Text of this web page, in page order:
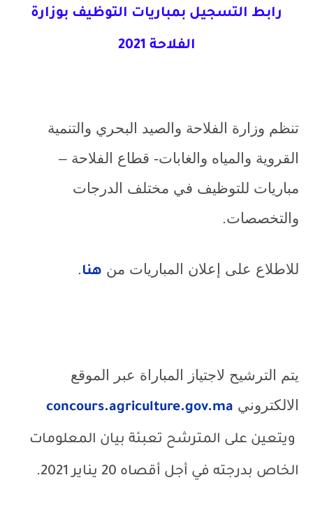
رابط التسجيل بمباريات التوظيف بوزارة
الفلاحة 2021
تنظم وزارة الفلاحة والصيد البحري والتنمية
القروية والمياه والغابات- قطاع الفلاحة –
مباريات للتوظيف في مختلف الدرجات
والتخصصات.
للاطلاع على إعلان المباريات من هنا.
يتم الترشيح لاجتياز المباراة عبر الموقع
الالكتروني concours.agriculture.gov.ma
ويتعين على المترشح تعبئة بيان المعلومات
الخاص بدرجته في أجل أقصاه 20 يناير 2021.